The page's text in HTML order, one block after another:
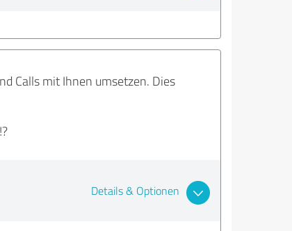
Calls mit Ihnen umsetzen. Dies
Details & Optionen